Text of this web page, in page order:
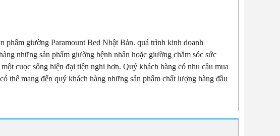
phẩm giường Paramount Bed Nhật Bản. quá trình kinh doanh
những sản phẩm giường bệnh nhân hoặc giường chắm sóc sức
cuọc sống hiện đại tiện nghi hơn. Quý khách hàng có nhu cầu mua
có thể mang đến quý khách hàng những sản phẩm chất lượng hàng đầu